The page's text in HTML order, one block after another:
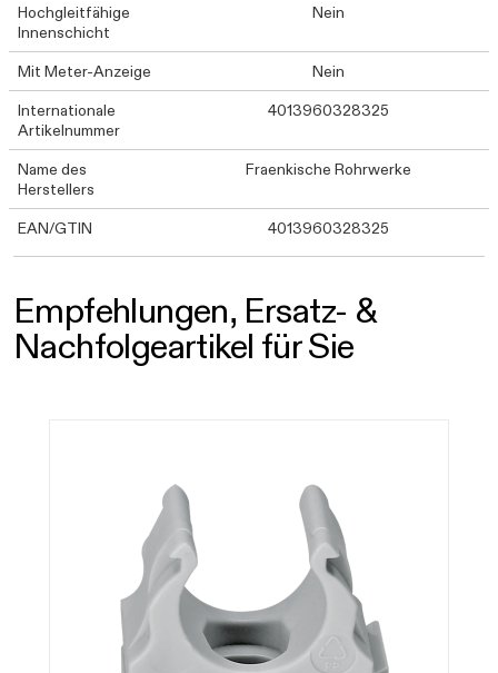
Hochgleitfähige
Innenschicht
Nein
Mit Meter-Anzeige
Nein
Internationale
Artikelnummer
4013960328325
Name des
Herstellers
Fraenkische Rohrwerke
EAN/GTIN 4013960328325
Empfehlungen, Ersatz- &
Nachfolgeartikel für Sie